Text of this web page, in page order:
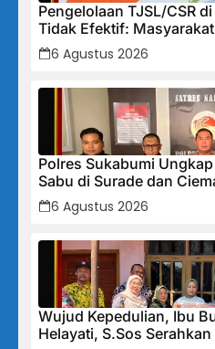
Pengelolaan TJSL/CSR
Tidak Efektif:
Penuh dan Perbaikan
6 Agustus 2026
Polres Sukabumi
Sabu di Surade dan
Diamankan
6 Agustus 2026
Wujud Kepedulian, Ibu
Helayati, S.Sos